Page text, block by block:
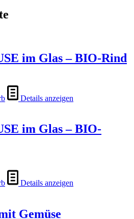
im Glas – BIO-Rind
Details anzeigen
im Glas – BIO-
Details anzeigen
Gemüse